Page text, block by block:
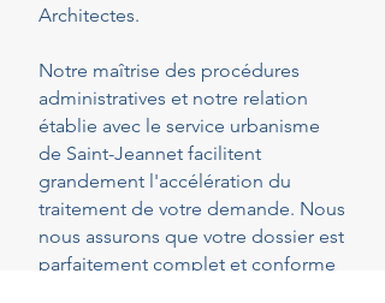
Architectes.
Notre maîtrise des procédures
administratives et notre relation
établie avec le service urbanisme
de Saint-Jeannet facilitent
grandement l'accélération du
traitement de votre demande. Nous
nous assurons que votre dossier est
parfaitement complet et conforme